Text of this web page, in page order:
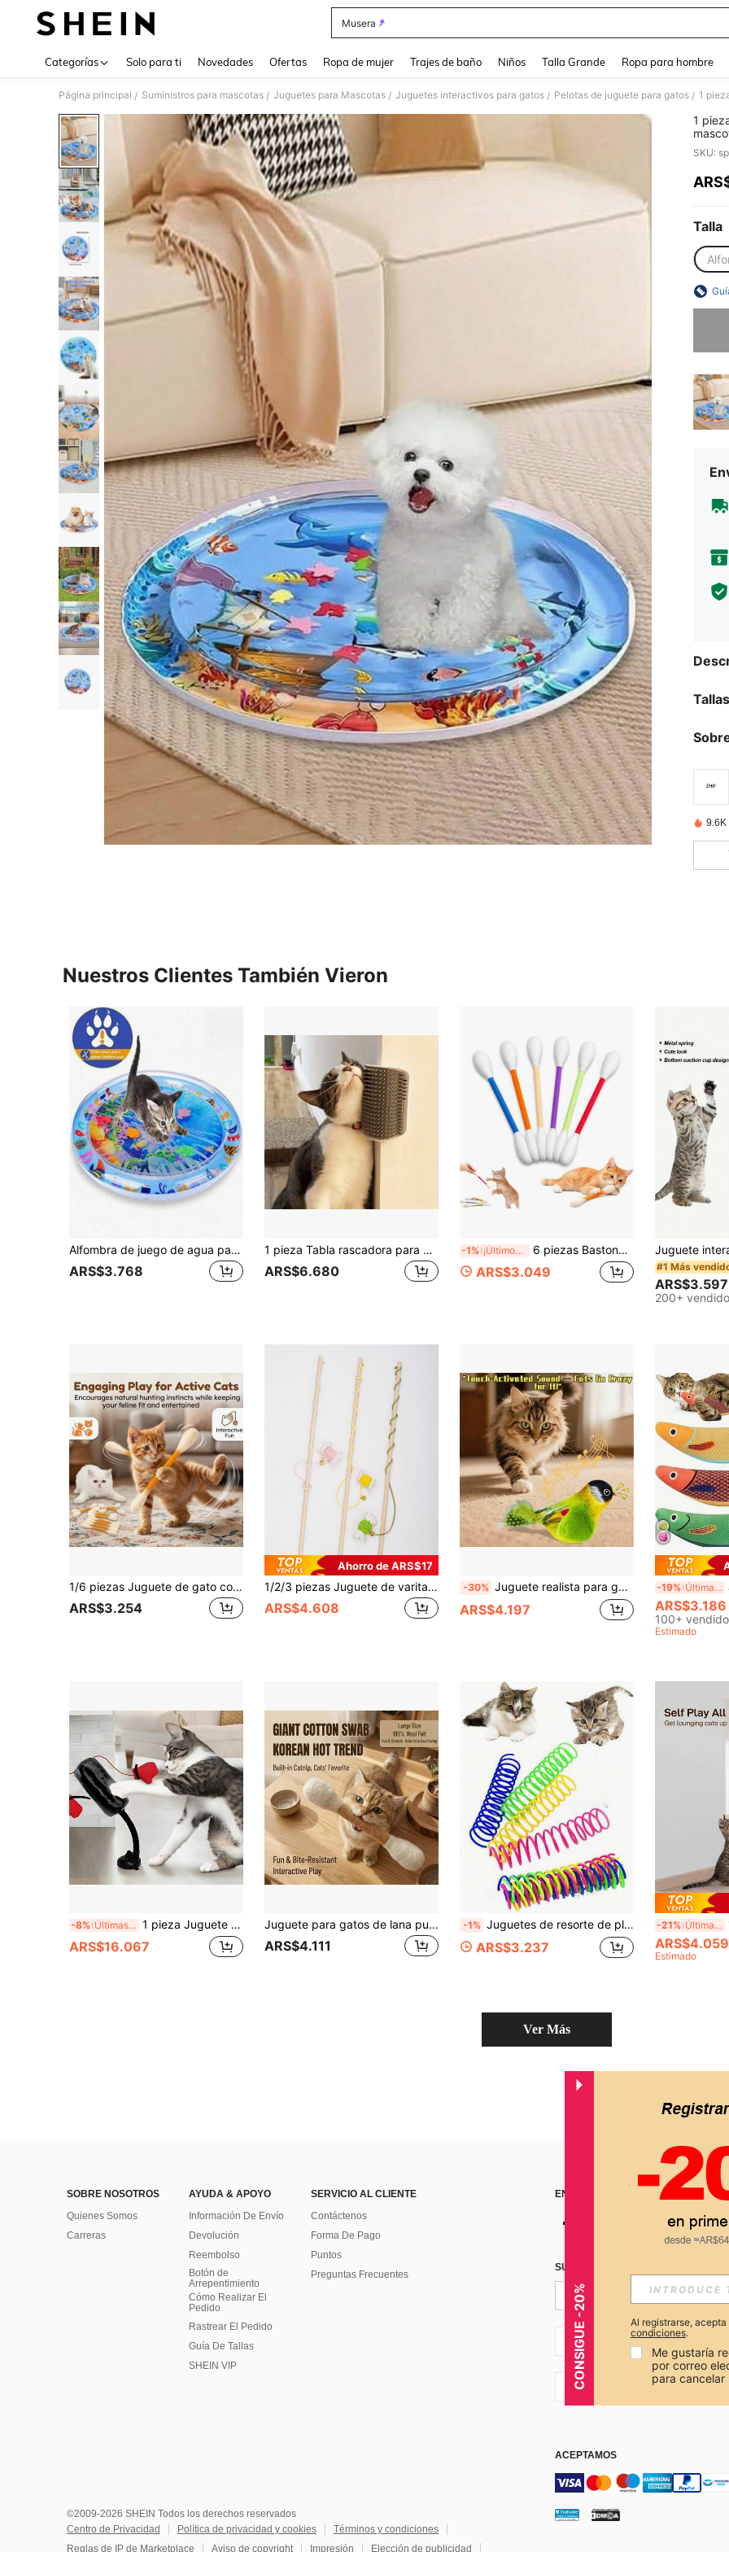
Musera
Categorías Solo para ti Novedades Ofertas Ropa de mujer Trajes de baño Niños Talla Grande Ropa para hombre
Página principal / Suministros para mascotas / Juguetes para Mascotas / Juguetes interactivos para gatos / Pelotas de juguete para gatos /
1
con
SKU:
Talla
9.6K
Nuestros Clientes También Vieron
Alfombra de juego de agua para gatos antideslizante y gruesa, almohadilla de enfriamiento de agua para interiores, juguete interactivo para gatos, permite que los gatos jueguen de forma independiente
ARS$3.768
1 pieza Tabla rascadora para gatos, poste rascador para gatos, jaula de silicona para gatos, tipo colgante, resistente al desgaste, resistente a los arañazos, que no se pela fácilmente, ni se frota ni pica, silicona para afilar las garras
ARS$6.680
-1% ¡Últimos 3 días 6 piezas Bastoncillos de algodón con diseño de gato, juguetes para gatos, juguetes masticables duraderos con infusión de gato, varitas interactivas para gatos, gran regalo para amantes de los gatos
ARS$3.049 #1 Más
ARS$3.597
200+
1/6 piezas Juguete de gato con forma de bastoncillo de algodón, Juguete para gatos, Varita de juguete para gatos extra grande, 6 colores, Adecuado para gatos y perros, Entrenamiento al aire libre, Alivio del aburrimiento en interiores, Cuerda de dentición duradera, Varita de juguete para gatos, Limpieza de dientes, Auto-entretenimiento, Juguete para gatos, Adecuado para diversas edades de gatos
ARS$3.254
Ahorro de ARS$17
1/2/3 piezas Juguete de varita para gatos con sonido, lindo y multicolor, juguete compañero para gatos que consume energía, hilo tejido con cascabel
ARS$4.608
-30% Juguete realista para gato con sonido de maullido, varita de juguete de pájaro de plumas artificiales hecha a mano con silbato incorporado y generador de sonido táctil, pájaro de peluche interactivo con detección inteligente sin batería, diseño duradero resistente a mordeduras para estimular los instintos de caza, juguete de pájaro colgante para juego en solitario y diversión de caza, adecuado para todas las razas, juguete interactivo para mascotas para atraer la actividad de la mascota, sin batería
ARS$4.197
-19% Últimas 12 hrs
ARS$3.186
100+
Estimado
-8% Últimas 12 hrs 1 pieza Juguete de saco de boxeo con ventosa para gatos con guantes, almohadilla de boxeo duradera apta para instalación en pared y refrigerador, juego de boxeo de auto-juego, material duradero, estilo de juguete interactivo para gatos, diseño de patrón de saco de boxeo, juego de boxeo de auto-juego, apto para ejercicio y alivio del aburrimiento diario de gatos y gatitos de interior
ARS$16.067
Juguete para gatos de lana pura tipo bastoncillo de algodón gigante y extragrande, juguete para mascotas para aliviar el aburrimiento de los gatitos
ARS$4.111
-1% Juguetes de resorte de plástico de colores para gatos - Resortes espirales flexibles, adecuados para gatitos y gatos adultos, fomentan el juego activo y el ejercicio, disponibles en varios colores brillantes, juguetes para gatos
ARS$3.237
-21% Últimas 12 hrs 1
ARS$4.059
Estimado
Ver Más
SOBRE NOSOTROS
Quienes Somos
Carreras
AYUDA & APOYO
Información De Envío
Devolución
Reembolso
Botón de
Arrepentimiento
Cómo Realizar El
Pedido
Rastrear El Pedido
Guía De Tallas
SHEIN VIP
SERVICIO AL CLIENTE
Contáctenos
Forma De Pago
Puntos
Preguntas Frecuentes
ENCUÉNTRANOS EN
SUSCRÍBETE PARA RECIBIR
AR + 54
AR + 54
ACEPTAMOS
©2009-2026 SHEIN Todos los derechos reservados
Centro de Privacidad
Política de privacidad y cookies
Términos y condiciones
Reglas de IP de Marketplace
Aviso de copyright Impresión Elección de publicidad
CONSIGUE -20% Al registrarse, acepta
condiciones.
Me gustaría
por correo
para cancelar